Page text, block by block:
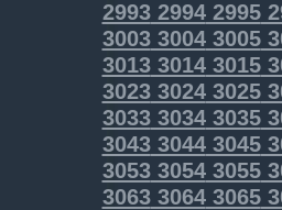
299329942995
300330043005
301330143015
302330243025
303330343035
304330443045
305330543055
306330643065